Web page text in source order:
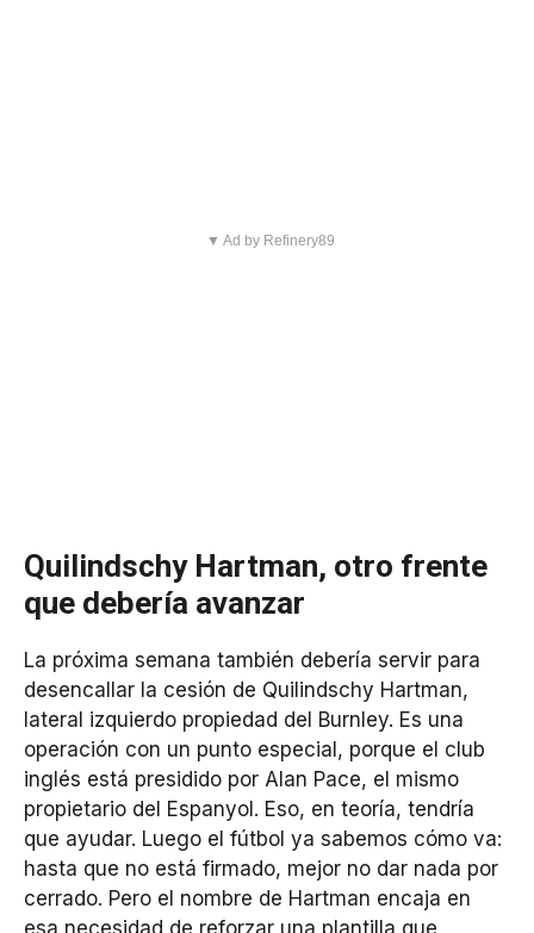
▼ Ad by Refinery89
Quilindschy Hartman, otro frente
que debería avanzar
La próxima semana también debería servir para
desencallar la cesión de Quilindschy Hartman,
lateral izquierdo propiedad del Burnley. Es una
operación con un punto especial, porque el club
inglés está presidido por Alan Pace, el mismo
propietario del Espanyol. Eso, en teoría, tendría
que ayudar. Luego el fútbol ya sabemos cómo va:
hasta que no está firmado, mejor no dar nada por
cerrado. Pero el nombre de Hartman encaja en
esa necesidad de reforzar una plantilla que